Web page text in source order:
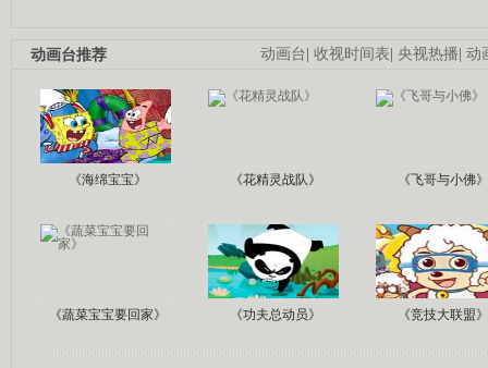
动画台 收视时间表 央视热播 动
动画台推荐
《海绵宝宝》 《花精灵战队》 《飞哥与小佛》
《蔬菜宝宝要回家》 《功夫总动员》 《竞技大联盟》